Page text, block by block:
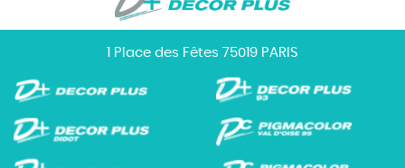
1 Place des Fêtes 75019 PARIS